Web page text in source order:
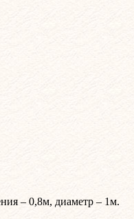
– 0,8м, диаметр – 1м.